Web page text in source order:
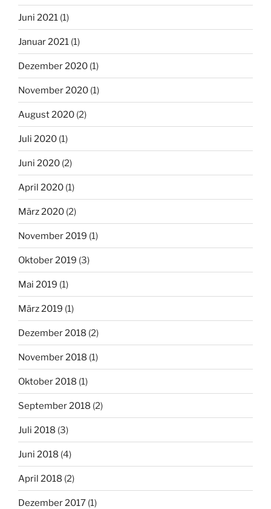
Juni 2021 (1)
Januar 2021 (1)
Dezember 2020 (1)
November 2020 (1)
August 2020 (2)
Juli 2020 (1)
Juni 2020 (2)
April 2020 (1)
März 2020 (2)
November 2019 (1)
Oktober 2019 (3)
Mai 2019 (1)
März 2019 (1)
Dezember 2018 (2)
November 2018 (1)
Oktober 2018 (1)
September 2018 (2)
Juli 2018 (3)
Juni 2018 (4)
April 2018 (2)
Dezember 2017 (1)